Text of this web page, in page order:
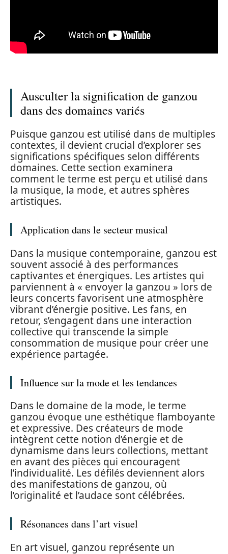
Ausculter la signification de ganzou
dans des domaines variés
Puisque ganzou est utilisé dans de multiples
contextes, il devient crucial d’explorer ses
significations spécifiques selon différents
domaines. Cette section examinera
comment le terme est perçu et utilisé dans
la musique, la mode, et autres sphères
artistiques.
Application dans le secteur musical
Dans la musique contemporaine, ganzou est
souvent associé à des performances
captivantes et énergiques. Les artistes qui
parviennent à « envoyer la ganzou » lors de
leurs concerts favorisent une atmosphère
vibrant d’énergie positive. Les fans, en
retour, s’engagent dans une interaction
collective qui transcende la simple
consommation de musique pour créer une
expérience partagée.
Influence sur la mode et les tendances
Dans le domaine de la mode, le terme
ganzou évoque une esthétique flamboyante
et expressive. Des créateurs de mode
intègrent cette notion d’énergie et de
dynamisme dans leurs collections, mettant
en avant des pièces qui encouragent
l’individualité. Les défilés deviennent alors
des manifestations de ganzou, où
l’originalité et l’audace sont célébrées.
Résonances dans l’art visuel
En art visuel, ganzou représente un